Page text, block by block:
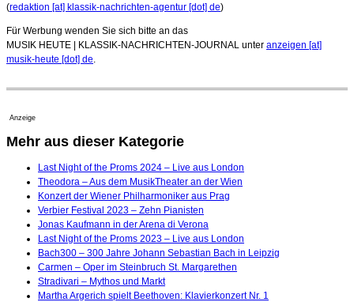
(redaktion [at] klassik-nachrichten-agentur [dot] de)
Für Werbung wenden Sie sich bitte an das
MUSIK HEUTE | KLASSIK-NACHRICHTEN-JOURNAL unter anzeigen [at]
musik-heute [dot] de
Anzeige
Mehr aus dieser Kategorie
Last Night of the Proms 2024 – Live aus London
Theodora – Aus dem MusikTheater an der Wien
Konzert der Wiener Philharmoniker aus Prag
Verbier Festival 2023 – Zehn Pianisten
Jonas Kaufmann in der Arena di Verona
Last Night of the Proms 2023 – Live aus London
Bach300 – 300 Jahre Johann Sebastian Bach in Leipzig
Carmen – Oper im Steinbruch St. Margarethen
Stradivari – Mythos und Markt
Martha Argerich spielt Beethoven: Klavierkonzert Nr. 1